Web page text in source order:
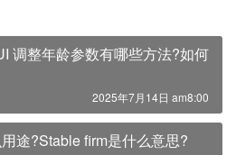
调整年龄参数有哪些方法?如何
2025年7月14日 am8:00
途?Stable firm是什么意思?